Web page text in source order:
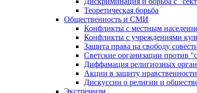
Теоретическая борьба
Общественность и СМИ
Конфликты с местным
Конфликты с учреждениями
Защита права на свободу
Светские организации против
Диффамация религиозных
Акции в защиту нравственности
Дискуссии о религии и